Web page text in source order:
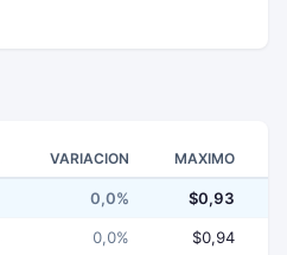
VARIACION MAXIMO
0,0% $0,93
0,0% $0,94